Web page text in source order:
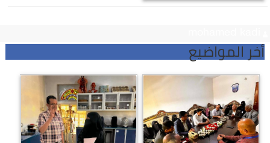
أخر المواضيع